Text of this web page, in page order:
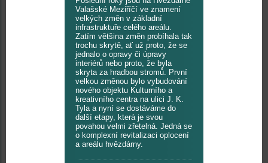
Valašské Meziříčí ve znamení
velkých změn v základní
infrastruktuře celého areálu.
Zatím většina změn probíhala tak
trochu skrytě, ať už proto, že se
jednalo o opravy či úpravy
interiérů nebo proto, že byla
skryta za hradbou stromů. První
velkou změnou bylo vybudování
nového objektu Kulturního a
kreativního centra na ulici J. K.
Tyla a nyní se dostáváme do
další etapy, která je svou
povahou velmi zřetelná. Jedná se
o komplexní revitalizaci oplocení
a areálu hvězdárny.